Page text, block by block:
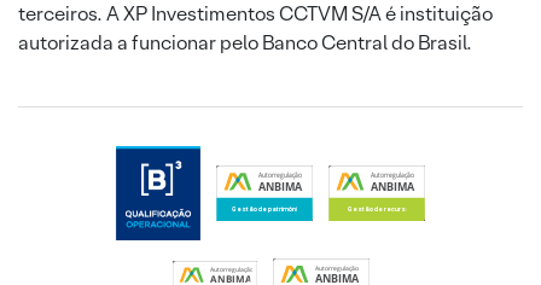
terceiros. A XP Investimentos CCTVM S/A é instituição
autorizada a funcionar pelo Banco Central do Brasil.